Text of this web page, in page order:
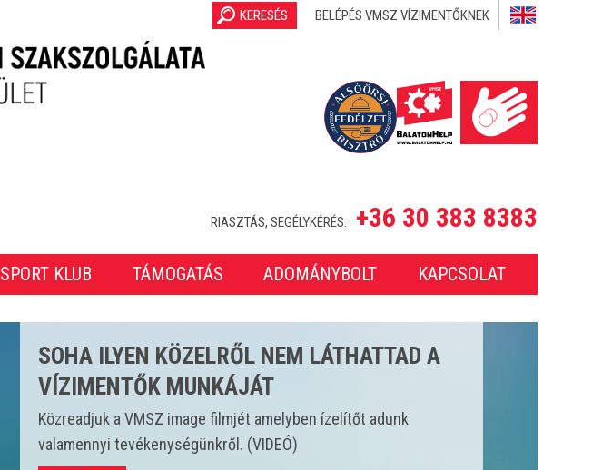
KERESÉS BELÉPÉS VMSZ VÍZIMENTŐKNEK
RIASZTÁS, SEGÉLYKÉRÉS: +36 30 383 8383
SPORT KLUB TÁMOGATÁS ADOMÁNYBOLT KAPCSOLAT
CSAKNEM 4000 ESETET LÁTTUNK EL A 2025-
ÖS STRANDSZEZONBAN
Idén 450 vízmentő kollégánk állt szolgálatba és csak a
strandokon összesen 3702 esetet látott el. (VIDEÓ)